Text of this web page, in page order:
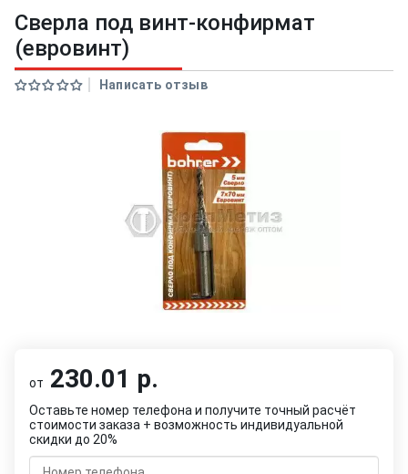
Сверла под винт-конфирмат
(евровинт)
Написать отзыв
от 230.01 р.
Оставьте номер телефона и получите точный расчёт
стоимости заказа + возможность индивидуальной
скидки до 20%